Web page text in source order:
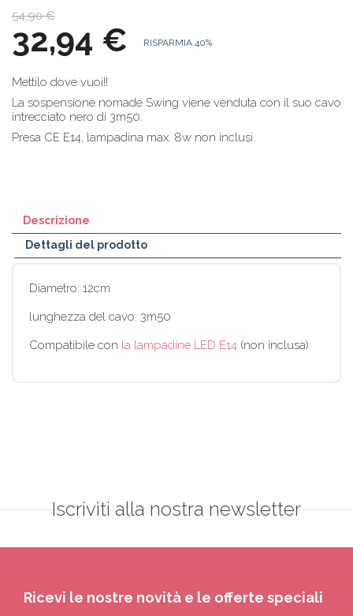
54,90 €
32,94 € RISPARMIA 40%
Mettilo dove vuoi!!
La sospensione nomade Swing viene venduta con il suo cavo
intrecciato nero di 3m50.
Presa CE E14, lampadina max. 8w non inclusi.
Descrizione
Dettagli del prodotto
Diametro: 12cm
lunghezza del cavo: 3m50
Compatibile con la lampadine LED E14 (non inclusa)
Iscriviti alla nostra newsletter
Ricevi le nostre novità e le offerte speciali